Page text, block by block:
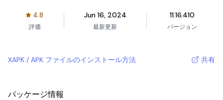
4.8
評価
Jun 16, 2024
最新更新
11.16.410
バージョン
XAPK / APK ファイルのインストール方法 共有
パッケージ情報